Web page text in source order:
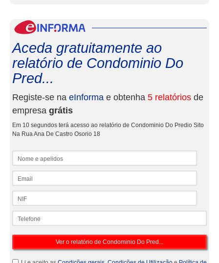
Aceda gratuitamente ao
relatório de Condominio Do
Pred...
Registe-se na eInforma e obtenha 5 relatórios de
empresa grátis
Em 10 segundos terá acesso ao relatório de Condominio Do Predio Sito
Na Rua Ana De Castro Osorio 18